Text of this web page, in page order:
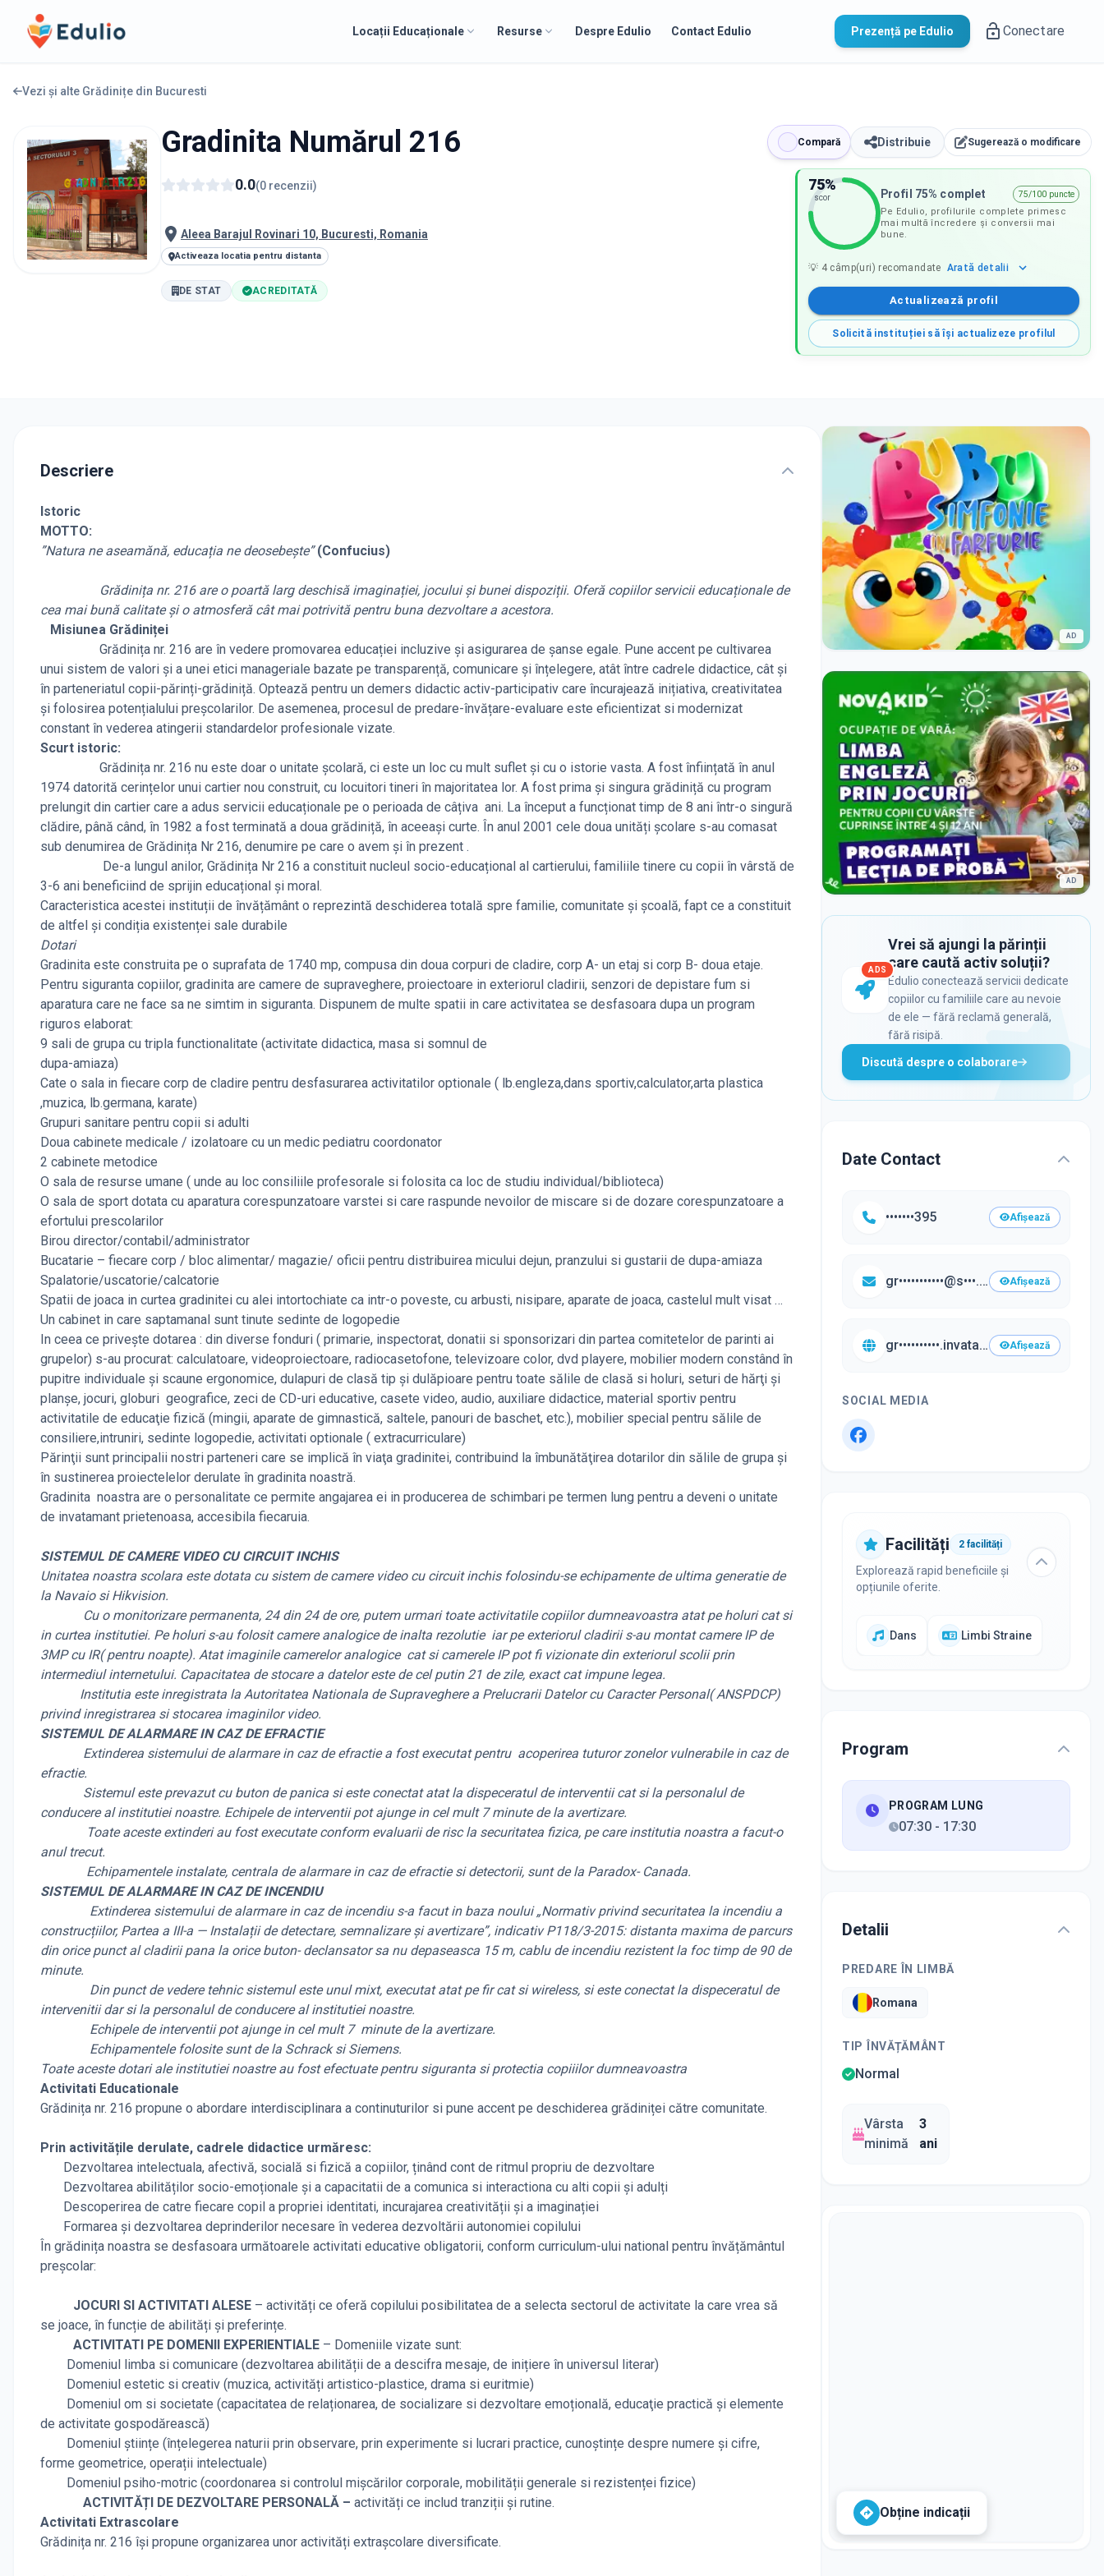
Edulio
Locații Educaționale Resurse Despre Edulio Contact Edulio Prezență pe Edulio Conectare
Vezi și alte Grădinițe din Bucuresti
Gradinita Numărul 216 Compară Distribuie Sugerează o modificare
0.0(0 recenzii)
Aleea Barajul Rovinari 10, Bucuresti, Romania
Activeaza locatia pentru distanta
DE STAT ACREDITATĂ
75%
scor Profil 75% complet
75/100 puncte
Pe Edulio, profilurile complete primesc
mai multă încredere și conversii mai
bune.
💡 4 câmp(uri) recomandate Arată detalii
Actualizează profil
Solicită instituției să își actualizeze profilul
Descriere
Istoric
MOTTO:
”Natura ne aseamănă, educația ne deosebește”(Confucius)
Grădinița nr. 216 are o poartă larg deschisă imaginației, jocului și bunei dispoziții. Oferă copiilor servicii educaționale de
cea mai bună calitate și o atmosferă cât mai potrivită pentru buna dezvoltare a acestora.
Misiunea Grădiniței
Grădinița nr. 216 are în vedere promovarea educației incluzive și asigurarea de șanse egale. Pune accent pe cultivarea
unui sistem de valori și a unei etici manageriale bazate pe transparență, comunicare și înțelegere, atât între cadrele didactice, cât și
în parteneriatul copii-părinți-grădiniță. Optează pentru un demers didactic activ-participativ care încurajează inițiativa, creativitatea
și folosirea potențialului preșcolarilor. De asemenea, procesul de predare-învățare-evaluare este eficientizat si modernizat
constant în vederea atingerii standardelor profesionale vizate.
Scurt istoric:
Grădinița nr. 216 nu este doar o unitate școlară, ci este un loc cu mult suflet și cu o istorie vasta. A fost înființată în anul
1974 datorită cerințelor unui cartier nou construit, cu locuitori tineri în majoritatea lor. A fost prima și singura grădiniță cu program
prelungit din cartier care a adus servicii educaționale pe o perioada de câțiva ani. La început a funcționat timp de 8 ani într-o singură
clădire, până când, în 1982 a fost terminată a doua grădiniță, în aceeași curte. În anul 2001 cele doua unități școlare s-au comasat
sub denumirea de Grădinița Nr 216, denumire pe care o avem și în prezent .
De-a lungul anilor, Grădinița Nr 216 a constituit nucleul socio-educațional al cartierului, familiile tinere cu copii în vârstă de
3-6 ani beneficiind de sprijin educațional și moral.
Caracteristica acestei instituții de învățământ o reprezintă deschiderea totală spre familie, comunitate și școală, fapt ce a constituit
de altfel și condiția existenței sale durabile
Dotari
Gradinita este construita pe o suprafata de 1740 mp, compusa din doua corpuri de cladire, corp A- un etaj si corp B- doua etaje.
Pentru siguranta copiilor, gradinita are camere de supraveghere, proiectoare in exteriorul cladirii, senzori de depistare fum si
aparatura care ne face sa ne simtim in siguranta. Dispunem de multe spatii in care activitatea se desfasoara dupa un program
riguros elaborat:
9 sali de grupa cu tripla functionalitate (activitate didactica, masa si somnul de
dupa-amiaza)
Cate o sala in fiecare corp de cladire pentru desfasurarea activitatilor optionale ( lb.engleza,dans sportiv,calculator,arta plastica
,muzica, lb.germana, karate)
Grupuri sanitare pentru copii si adulti
Doua cabinete medicale / izolatoare cu un medic pediatru coordonator
2 cabinete metodice
O sala de resurse umane ( unde au loc consiliile profesorale si folosita ca loc de studiu individual/biblioteca)
O sala de sport dotata cu aparatura corespunzatoare varstei si care raspunde nevoilor de miscare si de dozare corespunzatoare a
efortului prescolarilor
Birou director/contabil/administrator
Bucatarie – fiecare corp / bloc alimentar/ magazie/ oficii pentru distribuirea micului dejun, pranzului si gustarii de dupa-amiaza
Spalatorie/uscatorie/calcatorie
Spatii de joaca in curtea gradinitei cu alei intortochiate ca intr-o poveste, cu arbusti, nisipare, aparate de joaca, castelul mult visat …
Un cabinet in care saptamanal sunt tinute sedinte de logopedie
In ceea ce priveşte dotarea : din diverse fonduri ( primarie, inspectorat, donatii si sponsorizari din partea comitetelor de parinti ai
grupelor) s-au procurat: calculatoare, videoproiectoare, radiocasetofone, televizoare color, dvd playere, mobilier modern constând în
pupitre individuale şi scaune ergonomice, dulapuri de clasă tip şi dulăpioare pentru toate sălile de clasă si holuri, seturi de hărţi şi
planşe, jocuri, globuri geografice, zeci de CD-uri educative, casete video, audio, auxiliare didactice, material sportiv pentru
activitatile de educaţie fizică (mingii, aparate de gimnastică, saltele, panouri de baschet, etc.), mobilier special pentru sălile de
consiliere,intruniri, sedinte logopedie, activitati optionale ( extracurriculare)
Părinţii sunt principalii nostri parteneri care se implică în viaţa gradinitei, contribuind la îmbunătăţirea dotarilor din sălile de grupa şi
în sustinerea proiectelelor derulate în gradinita noastră.
Gradinita noastra are o personalitate ce permite angajarea ei in producerea de schimbari pe termen lung pentru a deveni o unitate
de invatamant prietenoasa, accesibila fiecaruia.
SISTEMUL DE CAMERE VIDEO CU CIRCUIT INCHIS
Unitatea noastra scolara este dotata cu sistem de camere video cu circuit inchis folosindu-se echipamente de ultima generatie de
la Navaio si Hikvision.
Cu o monitorizare permanenta, 24 din 24 de ore, putem urmari toate activitatile copiilor dumneavoastra atat pe holuri cat si
in curtea institutiei. Pe holuri s-au folosit camere analogice de inalta rezolutie iar pe exteriorul cladirii s-au montat camere IP de
3MP cu IR( pentru noapte). Atat imaginile camerelor analogice cat si camerele IP pot fi vizionate din exteriorul scolii prin
intermediul internetului. Capacitatea de stocare a datelor este de cel putin 21 de zile, exact cat impune legea.
Institutia este inregistrata la Autoritatea Nationala de Supraveghere a Prelucrarii Datelor cu Caracter Personal( ANSPDCP)
privind inregistrarea si stocarea imaginilor video.
SISTEMUL DE ALARMARE IN CAZ DE EFRACTIE
Extinderea sistemului de alarmare in caz de efractie a fost executat pentru acoperirea tuturor zonelor vulnerabile in caz de
efractie.
Sistemul este prevazut cu buton de panica si este conectat atat la dispeceratul de interventii cat si la personalul de
conducere al institutiei noastre. Echipele de interventii pot ajunge in cel mult 7 minute de la avertizare.
Toate aceste extinderi au fost executate conform evaluarii de risc la securitatea fizica, pe care institutia noastra a facut-o
anul trecut.
Echipamentele instalate, centrala de alarmare in caz de efractie si detectorii, sunt de la Paradox- Canada.
SISTEMUL DE ALARMARE IN CAZ DE INCENDIU
Extinderea sistemului de alarmare in caz de incendiu s-a facut in baza noului „Normativ privind securitatea la incendiu a
construcțiilor, Partea a III-a — Instalații de detectare, semnalizare și avertizare”, indicativ P118/3-2015: distanta maxima de parcurs
din orice punct al cladirii pana la orice buton- declansator sa nu depaseasca 15 m, cablu de incendiu rezistent la foc timp de 90 de
minute.
Din punct de vedere tehnic sistemul este unul mixt, executat atat pe fir cat si wireless, si este conectat la dispeceratul de
intervenitii dar si la personalul de conducere al institutiei noastre.
Echipele de interventii pot ajunge in cel mult 7 minute de la avertizare.
Echipamentele folosite sunt de la Schrack si Siemens.
Toate aceste dotari ale institutiei noastre au fost efectuate pentru siguranta si protectia copiiilor dumneavoastra
Activitati Educationale
Grădinița nr. 216 propune o abordare interdisciplinara a continuturilor si pune accent pe deschiderea grădiniței către comunitate.
Prin activitățile derulate, cadrele didactice urmăresc:
Dezvoltarea intelectuala, afectivă, socială si fizică a copiilor, ținând cont de ritmul propriu de dezvoltare
Dezvoltarea abilităților socio-emoționale și a capacitatii de a comunica si interactiona cu alti copii și adulți
Descoperirea de catre fiecare copil a propriei identitati, incurajarea creativității și a imaginației
Formarea și dezvoltarea deprinderilor necesare în vederea dezvoltării autonomiei copilului
În grădinița noastra se desfasoara următoarele activitati educative obligatorii, conform curriculum-ului national pentru învățământul
preșcolar:
JOCURI SI ACTIVITATI ALESE – activități ce oferă copilului posibilitatea de a selecta sectorul de activitate la care vrea să
se joace, în funcție de abilități și preferințe.
ACTIVITATI PE DOMENII EXPERIENTIALE – Domeniile vizate sunt:
Domeniul limba si comunicare (dezvoltarea abilității de a descifra mesaje, de inițiere în universul literar)
Domeniul estetic si creativ (muzica, activități artistico-plastice, drama si euritmie)
Domeniul om si societate (capacitatea de relaționarea, de socializare si dezvoltare emoțională, educaţie practică şi elemente
de activitate gospodărească)
Domeniul științe (înțelegerea naturii prin observare, prin experimente si lucrari practice, cunoștințe despre numere şi cifre,
forme geometrice, operații intelectuale)
Domeniul psiho-motric (coordonarea si controlul mișcărilor corporale, mobilității generale si rezistenței fizice)
ACTIVITĂȚI DE DEZVOLTARE PERSONALĂ – activități ce includ tranziții și rutine.
Activitati Extrascolare
Grădinița nr. 216 își propune organizarea unor activități extrașcolare diversificate.
AD
AD
ADS
Vrei să ajungi la părinții
care caută activ soluții?
Edulio conectează servicii dedicate
copiilor cu familiile care au nevoie
de ele — fără reclamă generală,
fără risipă.
Discută despre o colaborare
Date Contact
•••••••395 Afișează
gr•••••••••••@s•••.ismb.roAfișează
gr••••••••••.invatamantsector3.ro/•••
Afișează
SOCIAL MEDIA
Facilități 2 facilități
Explorează rapid beneficiile și
opțiunile oferite.
Dans Limbi Straine
Program
PROGRAM LUNG
07:30 - 17:30
Detalii
PREDARE ÎN LIMBĂ
Romana
TIP ÎNVĂȚĂMÂNT
Normal
Vârsta
minimă
3
ani
Obține indicații